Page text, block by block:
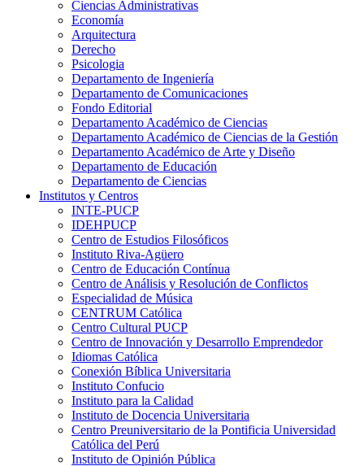
Ciencias Administrativas
Economía
Arquitectura
Derecho
Psicologia
Departamento de Ingeniería
Departamento de Comunicaciones
Fondo Editorial
Departamento Académico de Ciencias
Departamento Académico de Ciencias de la Gestión
Departamento Académico de Arte y Diseño
Departamento de Educación
Departamento de Ciencias
Institutos y Centros
INTE-PUCP
IDEHPUCP
Centro de Estudios Filosóficos
Instituto Riva-Agüero
Centro de Educación Contínua
Centro de Análisis y Resolución de Conflictos
Especialidad de Música
CENTRUM Católica
Centro Cultural PUCP
Centro de Innovación y Desarrollo Emprendedor
Idiomas Católica
Conexión Bíblica Universitaria
Instituto Confucio
Instituto para la Calidad
Instituto de Docencia Universitaria
Centro Preuniversitario de la Pontificia Universidad
Católica del Perú
Instituto de Opinión Pública